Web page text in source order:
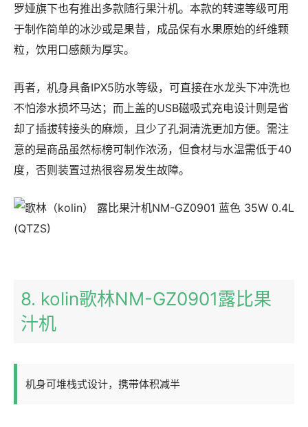
罗娅旗下也有推出多款随行果汁机。本款的转速等级可用
于制作简单的冰沙或是果昔，成品保有水果原始的纤维颗
粒，饮用口感颇为厚实。
再者，机身具备IPX5防水等级，可直接在水龙头下冲洗也
不怕渗水损坏马达；而上盖的USB磁吸式充电设计则是省
却了插拔转接头的麻烦，且少了孔洞清洗更加方便。需注
意的是商品虽然标榜可制作浓汤，但食材与水温需低于40
度，否则装置过热很容易发生故障。
8. kolin歌林NM-GZ0901露比果
汁机
机身可堆栈式设计，携带体积减半